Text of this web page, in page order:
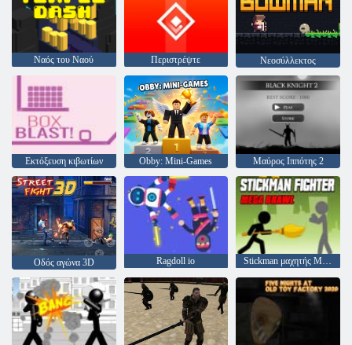
Ναός του Ναού Περιστρέψτε Νεοσύλλεκτος
Εκτόξευση κιβωτίων Obby: Mini-Games Μαύρος Ιππότης 2
Οδός αγώνα 3D Ragdoll io Stickman μαχητής Mega φιλονικία